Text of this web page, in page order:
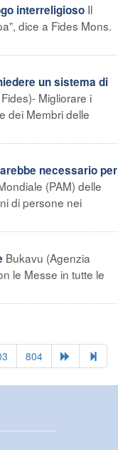
interreligioso Il
dice a Fides Mons.
un sistema di
Migliorare i
dei Membri delle
necessario per
(PAM) delle
di persone nei
Bukavu (Agenzia
le Messe in tutte le
804